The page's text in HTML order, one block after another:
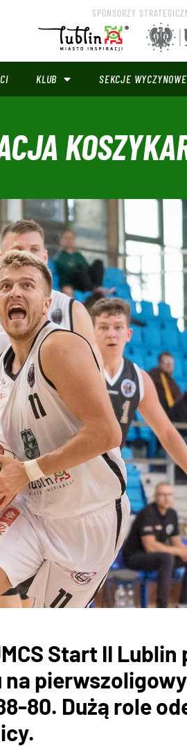
SPONSORZY
KLUB SEKCJE WYCZYNOWE
Start II
na
80. Dużą role